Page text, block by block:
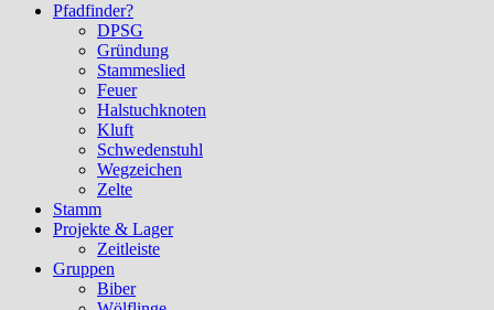
Pfadfinder?
DPSG
Gründung
Stammeslied
Feuer
Halstuchknoten
Kluft
Schwedenstuhl
Wegzeichen
Zelte
Stamm
Projekte & Lager
Zeitleiste
Gruppen
Biber